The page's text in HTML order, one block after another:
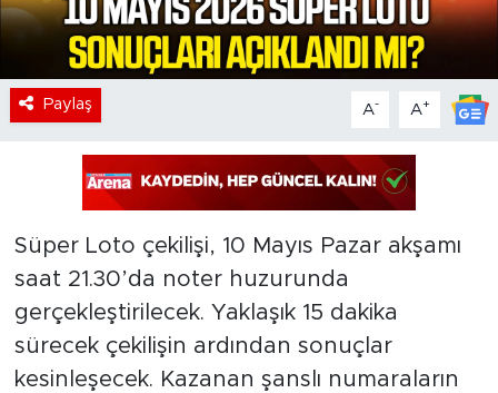
Paylaş A- A+
Süper Loto çekilişi, 10 Mayıs Pazar akşamı
saat 21.30’da noter huzurunda
gerçekleştirilecek. Yaklaşık 15 dakika
sürecek çekilişin ardından sonuçlar
kesinleşecek. Kazanan şanslı numaraların